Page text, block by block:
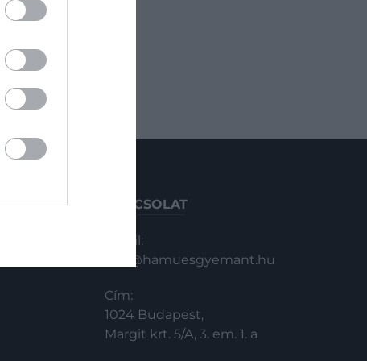
KAPCSOLAT
Email:
info@hamuesgyemant.hu
Cím:
1024 Budapest,
Margit krt. 5/A, 3. em. 1. a